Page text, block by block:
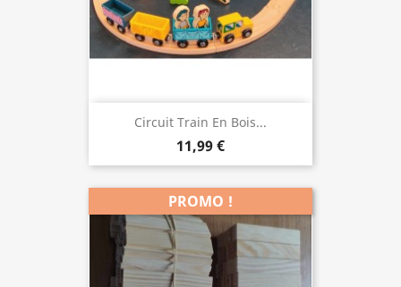
Circuit Train En Bois...
11,99 €
PROMO !